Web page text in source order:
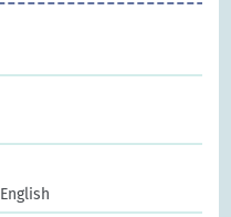
English